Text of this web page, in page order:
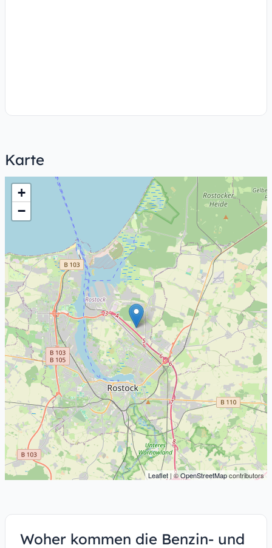
Karte
+
−
Leaflet | ©OpenStreetMapcontributors
Woher kommen die Benzin- und